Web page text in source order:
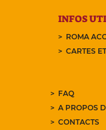
INFOS
ROMA
CARTES
FAQ
A PROPOS
CONTACTS